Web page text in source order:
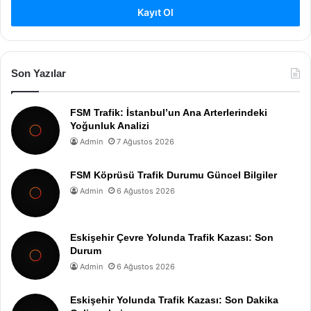
Kayıt Ol
Son Yazılar
FSM Trafik: İstanbul’un Ana Arterlerindeki
Yoğunluk Analizi
Admin 7 Ağustos 2026
FSM Köprüsü Trafik Durumu Güncel Bilgiler
Admin 6 Ağustos 2026
Eskişehir Çevre Yolunda Trafik Kazası: Son
Durum
Admin 6 Ağustos 2026
Eskişehir Yolunda Trafik Kazası: Son Dakika